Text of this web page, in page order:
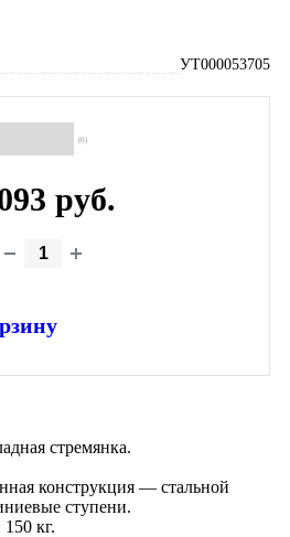
УТ000053705
(0)
руб.
стремянка.
конструкция — стальной
ступени.
кг.